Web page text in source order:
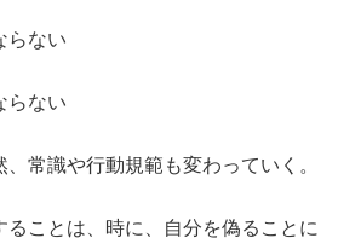
らない
らない
常識や行動規範も変わっていく。
ることは、時に、自分を偽ることに